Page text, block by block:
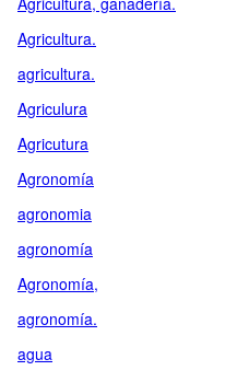
Agricultura.
agricultura.
Agriculura
Agricutura
Agronomía
agronomia
agronomía
Agronomía,
agronomía.
agua